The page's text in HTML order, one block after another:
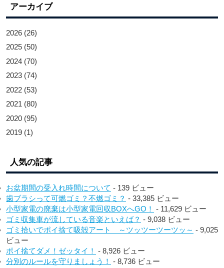
アーカイブ
2026 (26)
2025 (50)
2024 (70)
2023 (74)
2022 (53)
2021 (80)
2020 (95)
2019 (1)
人気の記事
お盆期間の受入れ時間について - 139 ビュー
歯ブラシって可燃ゴミ？不燃ゴミ？ - 33,385 ビュー
小型家電の廃棄は小型家電回収BOXへGO！ - 11,629 ビュー
ゴミ収集車が流している音楽といえば？ - 9,038 ビュー
ゴミ拾いでポイ捨て吸殻アート ～ツッツーツーツッ～ - 9,025
ビュー
ポイ捨てダメ！ゼッタイ！ - 8,926 ビュー
分別のルールを守りましょう！ - 8,736 ビュー